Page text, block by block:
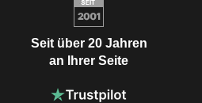
Seit über 20 Jahren
an Ihrer Seite